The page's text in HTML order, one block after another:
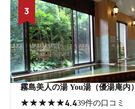
3
霧島美人の湯 You湯（優湯庵内）
★★★★★4.439件の口コミ